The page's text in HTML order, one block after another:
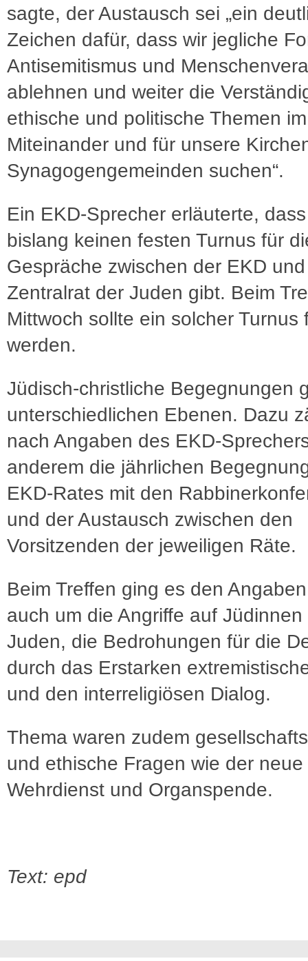
sagte, der Austausch sei „ein
Zeichen dafür, dass wir jegliche
Antisemitismus und
ablehnen und weiter die
ethische und politische Themen im
Miteinander und für unsere
Synagogengemeinden suchen“.
Ein EKD-Sprecher erläuterte,
bislang keinen festen Turnus für
Gespräche zwischen der EKD
Zentralrat der Juden gibt. Beim
Mittwoch sollte ein solcher Turnus
werden.
Jüdisch-christliche Begegnungen
unterschiedlichen Ebenen. Dazu
nach Angaben des EKD-
anderem die jährlichen
EKD-Rates mit den
und der Austausch zwischen den
Vorsitzenden der jeweiligen Räte.
Beim Treffen ging es den
auch um die Angriffe auf Jüdinnen
Juden, die Bedrohungen für die
durch das Erstarken
und den interreligiösen Dialog.
Thema waren zudem
und ethische Fragen wie der neue
Wehrdienst und Organspende.
Text: epd